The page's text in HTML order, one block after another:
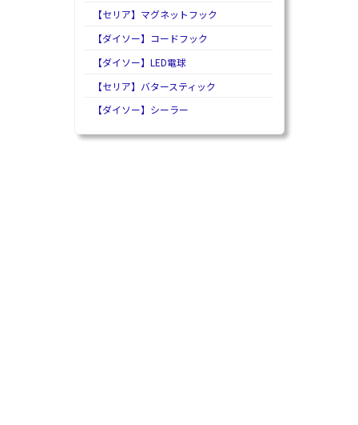
【セリア】マグネットフック
【ダイソー】コードフック
【ダイソー】LED電球
【セリア】バタースティック
【ダイソー】シーラー